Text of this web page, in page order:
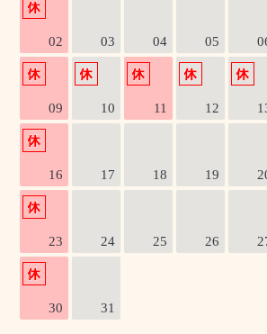
02 03 04 05
09 10 11 12
16 17 18 19
23 24 25 26
30 31